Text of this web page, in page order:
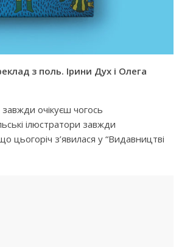
з поль. Ірини Дух і Олега
очікуєш чогось
ілюстратори завжди
з’явилася у “Видавництві
книжок для сну